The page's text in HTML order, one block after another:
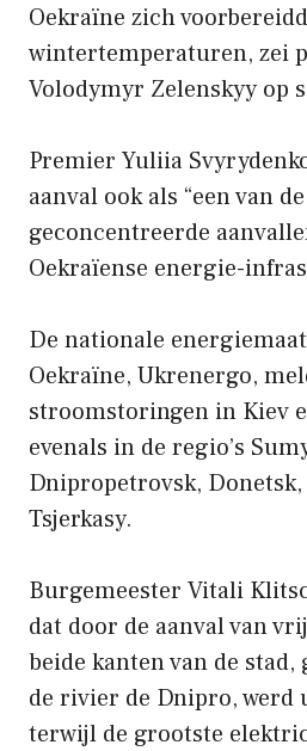
Oekraïne zich
wintertemperaturen, zei
Volodymyr Zelenskyy op
Premier Yuliia
aanval ook als “een van
geconcentreerde
Oekraïense energie-
De nationale
Oekraïne, Ukrenergo,
stroomstoringen in Kiev
evenals in de regio’s
Dnipropetrovsk,
Tsjerkasy.
Burgemeester Vitali
dat door de aanval van
beide kanten van de stad,
de rivier de Dnipro, werd
terwijl de grootste